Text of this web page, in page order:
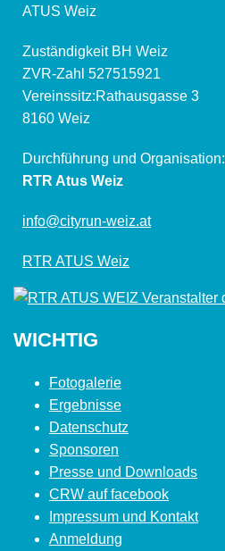
ATUS Weiz
Zuständigkeit BH Weiz
ZVR-Zahl 527515921
Vereinssitz:Rathausgasse 3
8160 Weiz
Durchführung und Organisation:
RTR Atus Weiz
info@cityrun-weiz.at
RTR ATUS Weiz
WICHTIG
Fotogalerie
Ergebnisse
Datenschutz
Sponsoren
Presse und Downloads
CRW auf facebook
Impressum und Kontakt
Anmeldung